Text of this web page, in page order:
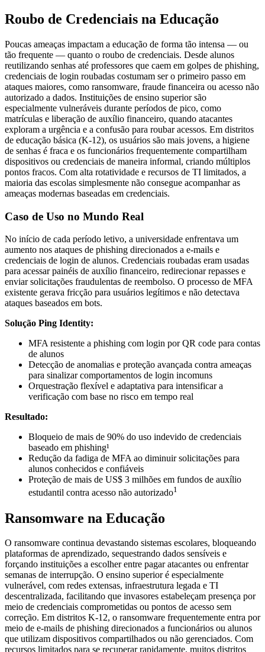
Roubo de Credenciais na Educação
Poucas ameaças impactam a educação de forma tão intensa — ou
tão frequente — quanto o roubo de credenciais. Desde alunos
reutilizando senhas até professores que caem em golpes de phishing,
credenciais de login roubadas costumam ser o primeiro passo em
ataques maiores, como ransomware, fraude financeira ou acesso não
autorizado a dados. Instituições de ensino superior são
especialmente vulneráveis durante períodos de pico, como
matrículas e liberação de auxílio financeiro, quando atacantes
exploram a urgência e a confusão para roubar acessos. Em distritos
de educação básica (K-12), os usuários são mais jovens, a higiene
de senhas é fraca e os funcionários frequentemente compartilham
dispositivos ou credenciais de maneira informal, criando múltiplos
pontos fracos. Com alta rotatividade e recursos de TI limitados, a
maioria das escolas simplesmente não consegue acompanhar as
ameaças modernas baseadas em credenciais.
Caso de Uso no Mundo Real
No início de cada período letivo, a universidade enfrentava um
aumento nos ataques de phishing direcionados a e-mails e
credenciais de login de alunos. Credenciais roubadas eram usadas
para acessar painéis de auxílio financeiro, redirecionar repasses e
enviar solicitações fraudulentas de reembolso. O processo de MFA
existente gerava fricção para usuários legítimos e não detectava
ataques baseados em bots.
Solução Ping Identity:
MFA resistente a phishing com login por QR code para contas
de alunos
Detecção de anomalias e proteção avançada contra ameaças
para sinalizar comportamentos de login incomuns
Orquestração flexível e adaptativa para intensificar a
verificação com base no risco em tempo real
Resultado:
Bloqueio de mais de 90% do uso indevido de credenciais
baseado em phishing¹
Redução da fadiga de MFA ao diminuir solicitações para
alunos conhecidos e confiáveis
Proteção de mais de US$ 3 milhões em fundos de auxílio
estudantil contra acesso não autorizado1
Ransomware na Educação
O ransomware continua devastando sistemas escolares, bloqueando
plataformas de aprendizado, sequestrando dados sensíveis e
forçando instituições a escolher entre pagar atacantes ou enfrentar
semanas de interrupção. O ensino superior é especialmente
vulnerável, com redes extensas, infraestrutura legada e TI
descentralizada, facilitando que invasores estabeleçam presença por
meio de credenciais comprometidas ou pontos de acesso sem
correção. Em distritos K-12, o ransomware frequentemente entra por
meio de e-mails de phishing direcionados a funcionários ou alunos
que utilizam dispositivos compartilhados ou não gerenciados. Com
recursos limitados para se recuperar rapidamente, muitos distritos